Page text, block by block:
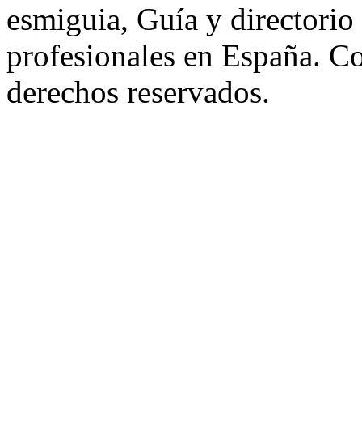
esmiguia, Guía y directorio
profesionales en España.
derechos reservados.